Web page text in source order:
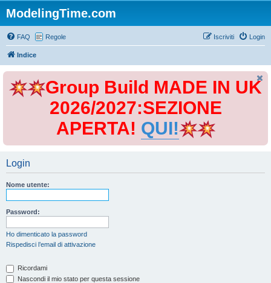
ModelingTime.com
FAQ Regole Login
Iscriviti
Indice
Group Build MADE IN UK
2026/2027:SEZIONE
APERTA! QUI!
Login
Nome utente:
Password:
Ho dimenticato la password
Rispedisci l’email di attivazione
Ricordami
Nascondi il mio stato per questa sessione